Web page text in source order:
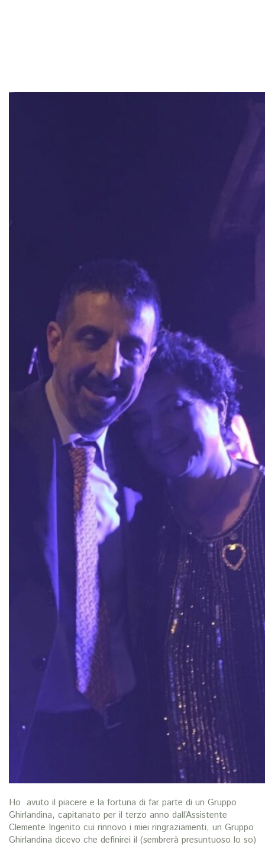
Ho avuto il piacere e la fortuna di far parte di un Gruppo
Ghirlandina, capitanato per il terzo anno dall’Assistente
Clemente Ingenito cui rinnovo i miei ringraziamenti, un Gruppo
Ghirlandina dicevo che definirei il (sembrerà presuntuoso lo so)